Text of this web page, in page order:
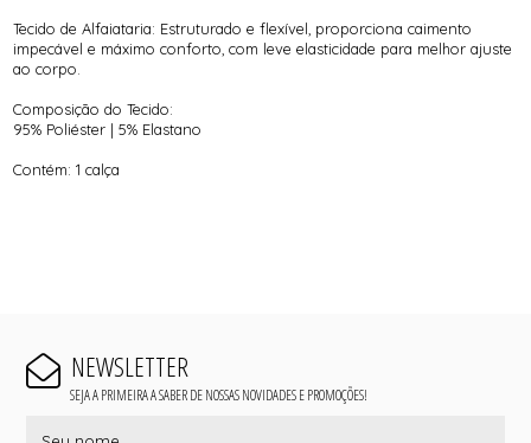
Tecido de Alfaiataria: Estruturado e flexível, proporciona caimento
impecável e máximo conforto, com leve elasticidade para melhor ajuste
ao corpo.
Composição do Tecido:
95% Poliéster | 5% Elastano
Contém: 1 calça
NEWSLETTER
SEJA A PRIMEIRA A SABER DE NOSSAS NOVIDADES E PROMOÇÕES!